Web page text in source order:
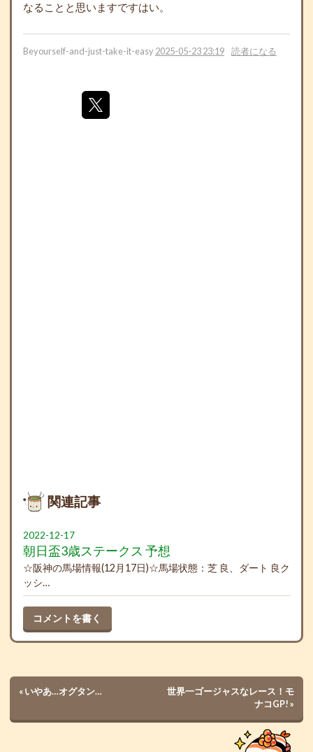
なることと思いますですはい。
Beyourself-and-just-take-it-easy2025-05-23 23:19 読者になる
関連記事
2022-12-17
朝日盃3歳ステークス 予想
☆阪神の馬場情報(12月17日)☆馬場状態：芝 良、ダート 良ク
ッシ…
コメントを書く
«いやあ…オグタン…
世界一ゴージャスなレース！モ
ナコGP!»